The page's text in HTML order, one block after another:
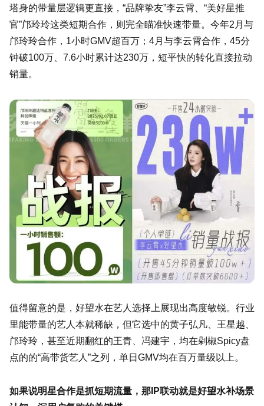
塔身的带量层逻辑更直接，“品牌挚友”李云霄、“美好星推
官”邝玲玲这类短期合作，则完全瞄准快速带量。今年2月与
邝玲玲合作，1小时GMV超百万；4月与李云霄合作，45分
钟破100万、7.6小时累计达230万，短平快的转化直接拉动
销量。
值得留意的是，好望水在艺人选择上展现出高度敏锐。行业
里能带量的艺人本就稀缺，但它选中的黄子弘凡、王星越、
邝玲玲，甚至近期翻红的王青、冯建宇，均在剁椒Spicy盘
点的的“高带货艺人”之列，单日GMV均在百万量级以上。
如果说明星合作是抓短期流量，那IP联动就是好望水补场景